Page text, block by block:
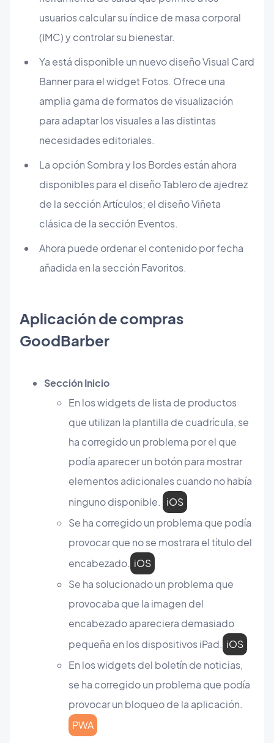
usuarios calcular su índice de masa corporal
(IMC) y controlar su bienestar.
Ya está disponible un nuevo diseño Visual Card
Banner para el widget Fotos. Ofrece una
amplia gama de formatos de visualización
para adaptar los visuales a las distintas
necesidades editoriales.
La opción Sombra y los Bordes están ahora
disponibles para el diseño Tablero de ajedrez
de la sección Artículos; el diseño Viñeta
clásica de la sección Eventos.
Ahora puede ordenar el contenido por fecha
añadida en la sección Favoritos.
Aplicación de compras
GoodBarber
Sección Inicio
En los widgets de lista de productos
que utilizan la plantilla de cuadrícula, se
ha corregido un problema por el que
podía aparecer un botón para mostrar
elementos adicionales cuando no había
ninguno disponible. iOS
Se ha corregido un problema que podía
provocar que no se mostrara el título del
encabezado. iOS
Se ha solucionado un problema que
provocaba que la imagen del
encabezado apareciera demasiado
pequeña en los dispositivos iPad. iOS
En los widgets del boletín de noticias,
se ha corregido un problema que podía
provocar un bloqueo de la aplicación.
PWA